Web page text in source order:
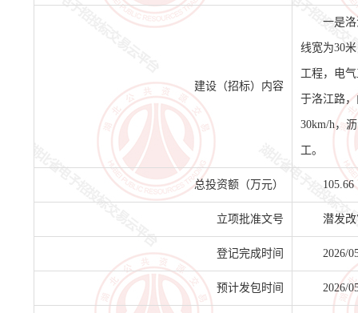
建设（招标）内容
一是
线宽为30
工程，电
于洛江路
30km/h，
工。
总投资额（万元） 105.66
立项批准文号 潜发
登记完成时间 2026/
预计发包时间 2026/